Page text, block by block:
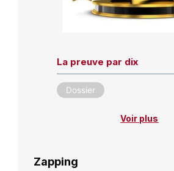
La preuve par dix
Dossier
Voir plus
Zapping